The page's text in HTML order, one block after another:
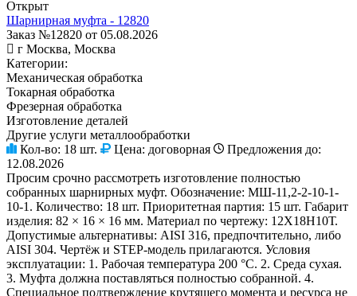
Открыт
Шарнирная муфта - 12820
Заказ №12820 от 05.08.2026
г Москва, Москва
Категории:
Механическая обработка
Токарная обработка
Фрезерная обработка
Изготовление деталей
Другие услуги металлообработки
Кол-во: 18 шт. Цена: договорная
Предложения до:
12.08.2026
Просим срочно рассмотреть изготовление полностью
собранных шарнирных муфт. Обозначение: МШ-11,2-2-10-1-
10-1. Количество: 18 шт. Приоритетная партия: 15 шт. Габарит
изделия: 82 × 16 × 16 мм. Материал по чертежу: 12Х18Н10Т.
Допустимые альтернативы: AISI 316, предпочтительно, либо
AISI 304. Чертёж и STEP-модель прилагаются. Условия
эксплуатации: 1. Рабочая температура 200 °C. 2. Среда сухая.
3. Муфта должна поставляться полностью собранной. 4.
Специальное подтверждение крутящего момента и ресурса не